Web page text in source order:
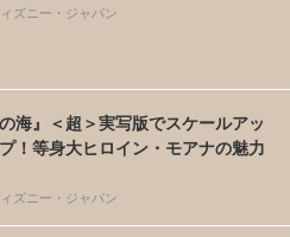
ズニー・ジャパン
海』＜超＞実写版でスケールアッ
！等身大ヒロイン・モアナの魅力
ズニー・ジャパン